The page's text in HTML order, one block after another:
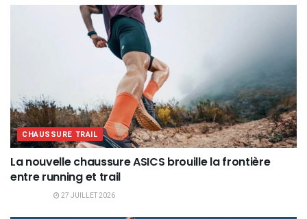
CHAUSSURE TRAIL
La nouvelle chaussure ASICS brouille la frontière
entre running et trail
27 JUILLET 2026